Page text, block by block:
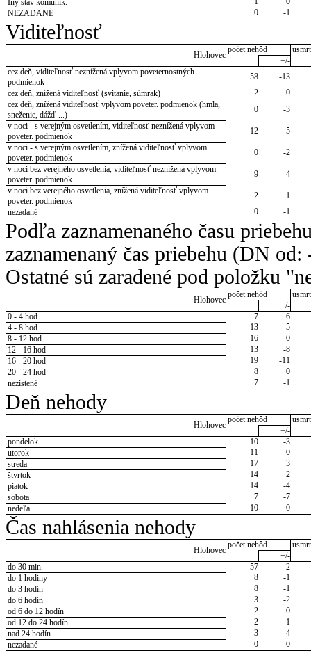
NEZADANÉ
0 -1
Viditeľnosť
Hlohovec
počet nehôd
+/-
cez deň, viditeľnosť neznížená vplyvom poveternostných
podmienok
58
-13
cez deň, znížená viditeľnosť (svitanie, súmrak)
2
0
cez deň, znížená viditeľnosť vplyvom poveter. podmienok (hmla,
sneženie, dážď ...)
0
-3
v noci - s verejným osvetlením, viditeľnosť neznížená vplyvom
poveter. podmienok
12
5
v noci - s verejným osvetlením, znížená viditeľnosť vplyvom
poveter. podmienok
0
-2
v noci bez verejného osvetlenia, viditeľnosť neznížená vplyvom
poveter. podmienok
9
4
v noci bez verejného osvetlenia, znížená viditeľnosť vplyvom
poveter. podmienok
2
1
nezadané
0 -1
Podľa zaznamenaného času
zaznamenaný čas priebehu (DN
Ostatné sú zaradené pod položku
Hlohovec
počet nehôd
+/-
0 - 4 hod
7
6
4 - 8 hod
13
5
8 - 12 hod
16
0
12 - 16 hod
13
-8
16 - 20 hod
19
-11
20 - 24 hod
8
0
nezistené
7 -1
Deň nehody
Hlohovec
počet nehôd
+/-
pondelok
10
-3
utorok
11
0
streda
17
3
štvrtok
14
2
piatok
14
-4
sobota
7
-7
nedeľa
10 0
Čas nahlásenia nehody
Hlohovec
počet nehôd
+/-
do 30 min.
57
-2
do 1 hodiny
8
-1
do 3 hodín
8
-1
do 6 hodín
3
-2
od 6 do 12 hodín
2
0
od 12 do 24 hodín
2
1
nad 24 hodín
3
-4
nezadané
0 0